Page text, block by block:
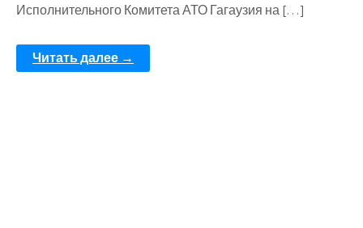
Исполнительного Комитета АТО Гагаузия на […]
Читать далее →